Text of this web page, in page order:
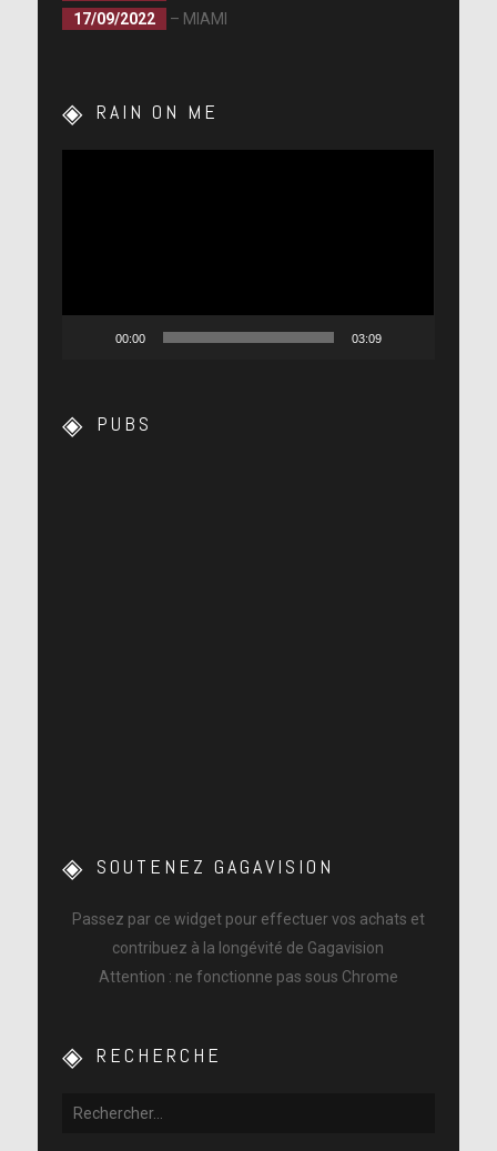
17/09/2022
– MIAMI
RAIN ON ME
00:00 03:09
PUBS
SOUTENEZ GAGAVISION
Passez par ce widget pour effectuer vos achats et
contribuez à la longévité de Gagavision
Attention : ne fonctionne pas sous Chrome
RECHERCHE